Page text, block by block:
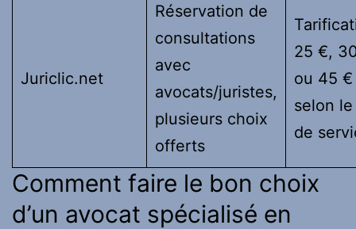
Juriclic.net
Réservation de
consultations
avec
avocats/juristes,
plusieurs choix
offerts
25 €,
ou 45 €
selon
de
Comment faire le bon choix
d’un avocat spécialisé en